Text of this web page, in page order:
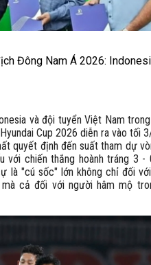
Đông Nam Á 2026:
và đội tuyển Việt Nam
Cup 2026 diễn ra vào tối
quyết định đến suất tham dự
chiến thắng hoành tráng 3 -
là "cú sốc" lớn không chỉ đối
cả đối với người hâm mộ